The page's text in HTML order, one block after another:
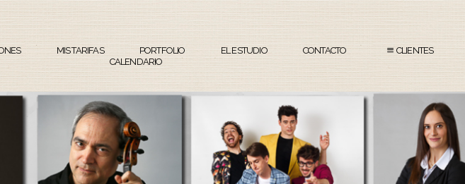
MIS TARIFAS PORTFOLIO EL ESTUDIO CONTACTO
CLIENTES
CALENDARIO